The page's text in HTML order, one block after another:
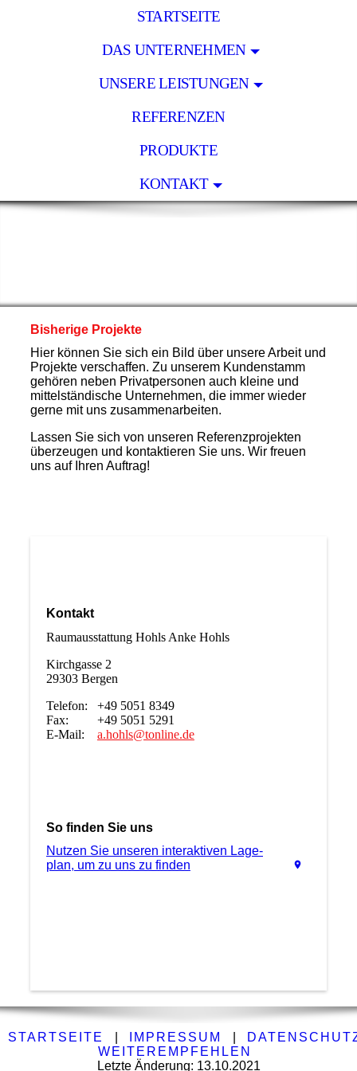
STARTSEITE
DAS UNTERNEHMEN
UNSERE LEISTUNGEN
REFERENZEN
PRODUKTE
KONTAKT
Bisherige Projekte
Hier können Sie sich ein Bild über unsere Arbeit und
Projekte verschaffen. Zu unserem Kundenstamm
gehören neben Privatpersonen auch kleine und
mittelständische Unternehmen, die immer wieder
gerne mit uns zusammenarbeiten.
Lassen Sie sich von unseren Referenzprojekten
überzeugen und kontaktieren Sie uns. Wir freuen
uns auf Ihren Auftrag!
Kontakt
Raumausstattung Hohls Anke Hohls
Kirchgasse 2
29303 Bergen
Telefon: +49 5051 8349
Fax: +49 5051 5291
E-Mail: a.hohls@tonline.de
So finden Sie uns
Nutzen Sie unseren interaktiven La­ge­
plan, um zu uns zu finden
STARTSEITE IMPRESSUM
WEITEREMPFEHLEN
Letzte Änderung: 13.10.2021